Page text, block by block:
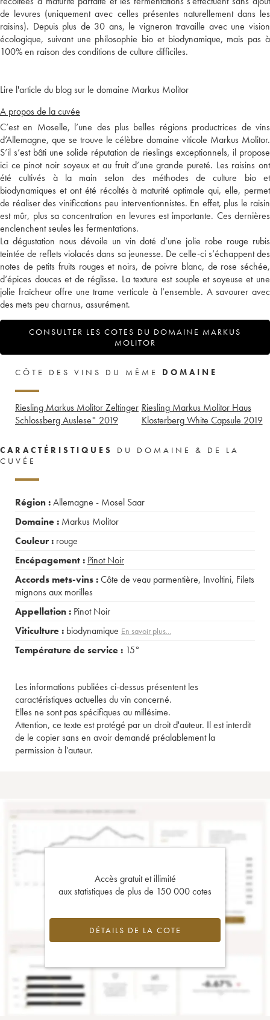
de levures (uniquement avec celles présentes naturellement dans les
raisins). Depuis plus de 30 ans, le vigneron travaille avec une vision
écologique, suivant une philosophie bio et biodynamique, mais pas à
100% en raison des conditions de culture difficiles.
Lire l'article du blog sur le domaine Markus Molitor
A propos de la cuvée
C’est en Moselle, l’une des plus belles régions productrices de vins
d’Allemagne, que se trouve le célèbre domaine viticole Markus Molitor.
S’il s’est bâti une solide réputation de rieslings exceptionnels, il propose
ici ce pinot noir soyeux et au fruit d’une grande pureté. Les raisins ont
été cultivés à la main selon des méthodes de culture bio et
biodynamiques et ont été récoltés à maturité optimale qui, elle, permet
de réaliser des vinifications peu interventionnistes. En effet, plus le raisin
est mûr, plus sa concentration en levures est importante. Ces dernières
enclenchent seules les fermentations.
La dégustation nous dévoile un vin doté d’une jolie robe rouge rubis
teintée de reflets violacés dans sa jeunesse. De celle-ci s’échappent des
notes de petits fruits rouges et noirs, de poivre blanc, de rose séchée,
d’épices douces et de réglisse. La texture est souple et soyeuse et une
jolie fraîcheur offre une trame verticale à l’ensemble. A savourer avec
des mets peu charnus, assurément.
CONSULTER LES COTES DU DOMAINE MARKUS
MOLITOR
CÔTE DES VINS DU MÊME DOMAINE
Riesling Markus Molitor Zeltinger
Schlossberg Auslese° 2019
Riesling Markus Molitor Haus
Klosterberg White Capsule 2019
CARACTÉRISTIQUES
DU DOMAINE & DE LA
CUVÉE
Région :Allemagne - Mosel Saar
Domaine : Markus Molitor
Couleur : rouge
Encépagement : Pinot Noir
Accords mets-vins :Côte de veau parmentière, Involtini, Filets
mignons aux morilles
Appellation : Pinot Noir
Viticulture : biodynamique En savoir plus...
Température de service : 15°
Les informations publiées ci-dessus présentent les
caractéristiques actuelles du vin concerné.
Elles ne sont pas spécifiques au millésime.
Attention, ce texte est protégé par un droit d'auteur. Il est interdit
de le copier sans en avoir demandé préalablement la
permission à l'auteur.
Accès gratuit et illimité
aux statistiques de plus de 150 000 cotes
DÉTAILS DE LA COTE